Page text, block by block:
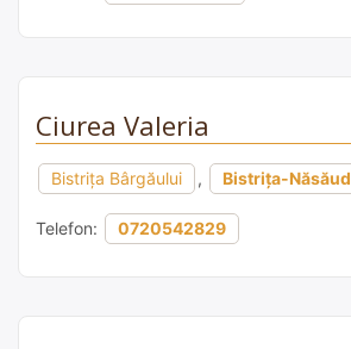
Ciurea Valeria
Bistriţa Bârgăului , Bistrița-Năsăud
Telefon: 0720542829